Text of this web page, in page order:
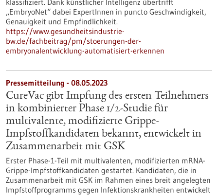
klassifiziert. Dank künstlicher Intelligenz übertrifft
„EmbryoNet“ dabei ExpertInnen in puncto Geschwindigkeit,
Genauigkeit und Empfindlichkeit.
https://www.gesundheitsindustrie-
bw.de/fachbeitrag/pm/stoerungen-der-
embryonalentwicklung-automatisiert-erkennen
Pressemitteilung - 08.05.2023
CureVac gibt Impfung des ersten Teilnehmers
in kombinierter Phase 1/2-Studie für
multivalente, modifizierte Grippe-
Impfstoffkandidaten bekannt, entwickelt in
Zusammenarbeit mit GSK
Erster Phase-1-Teil mit multivalenten, modifizierten mRNA-
Grippe-Impfstoff­kandidaten gestartet. Kandidaten, die in
Zusammenarbeit mit GSK im Rahmen eines breit angelegten
Impfstoffprogramms gegen Infektionskrankheiten entwickelt